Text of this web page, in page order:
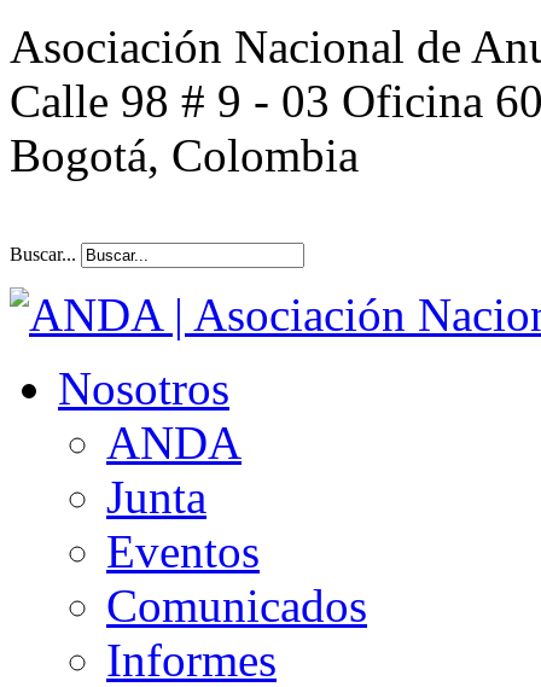
Asociación Nacional de
Calle 98 # 9 - 03 Oficina
Bogotá, Colombia
Buscar...
Nosotros
ANDA
Junta
Eventos
Comunicados
Informes